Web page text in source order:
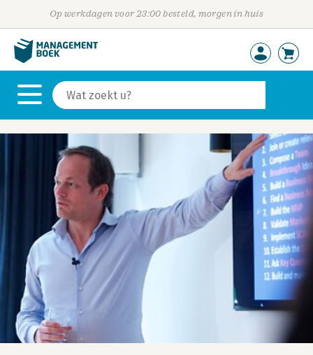
Op werkdagen voor 23:00 besteld, morgen in huis